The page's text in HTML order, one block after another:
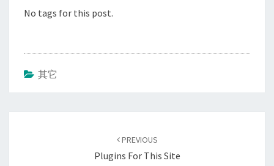
No tags for this post.
其它
PREVIOUS
Plugins For This Site